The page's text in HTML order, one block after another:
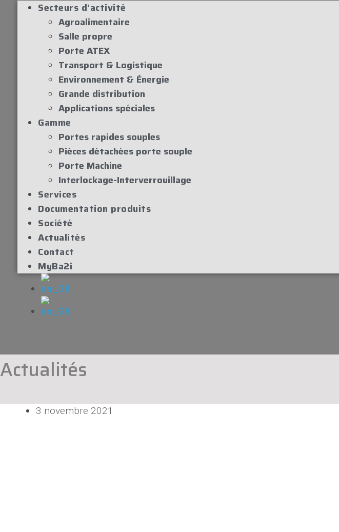
Secteurs d’activité
Agroalimentaire
Salle propre
Porte ATEX
Transport & Logistique
Environnement & Énergie
Grande distribution
Applications spéciales
Gamme
Portes rapides souples
Pièces détachées porte souple
Porte Machine
Interlockage-Interverrouillage
Services
Documentation produits
Société
Actualités
Contact
MyBa2i
Actualités
3 novembre 2021